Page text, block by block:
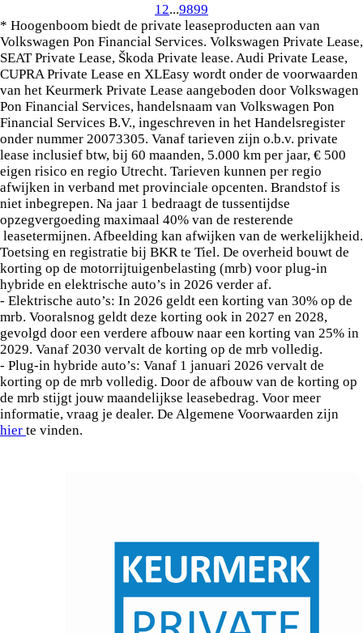
12...9899
* Hoogenboom biedt de private leaseproducten aan van
Volkswagen Pon Financial Services. Volkswagen Private Lease,
SEAT Private Lease, Škoda Private lease. Audi Private Lease,
CUPRA Private Lease en XLEasy wordt onder de voorwaarden
van het Keurmerk Private Lease aangeboden door Volkswagen
Pon Financial Services, handelsnaam van Volkswagen Pon
Financial Services B.V., ingeschreven in het Handelsregister
onder nummer 20073305. Vanaf tarieven zijn o.b.v. private
lease inclusief btw, bij 60 maanden, 5.000 km per jaar, € 500
eigen risico en regio Utrecht. Tarieven kunnen per regio
afwijken in verband met provinciale opcenten. Brandstof is
niet inbegrepen. Na jaar 1 bedraagt de tussentijdse
opzegvergoeding maximaal 40% van de resterende
leasetermijnen. Afbeelding kan afwijken van de werkelijkheid.
Toetsing en registratie bij BKR te Tiel. De overheid bouwt de
korting op de motorrijtuigenbelasting (mrb) voor plug-in
hybride en elektrische auto’s in 2026 verder af.
- Elektrische auto’s: In 2026 geldt een korting van 30% op de
mrb. Vooralsnog geldt deze korting ook in 2027 en 2028,
gevolgd door een verdere afbouw naar een korting van 25% in
2029. Vanaf 2030 vervalt de korting op de mrb volledig.
- Plug-in hybride auto’s: Vanaf 1 januari 2026 vervalt de
korting op de mrb volledig. Door de afbouw van de korting op
de mrb stijgt jouw maandelijkse leasebedrag. Voor meer
informatie, vraag je dealer. De Algemene Voorwaarden zijn
hier te vinden.